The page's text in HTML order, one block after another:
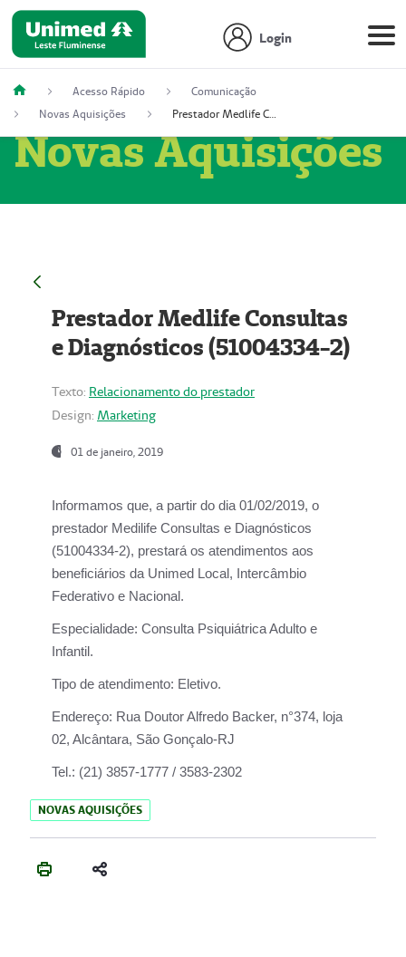
Login
Acesso Rápido
Comunicação
Novas Aquisições
Prestador Medlife Consultas e Diagnósticos (51004334-2)
Novas Aquisições
Prestador Medlife Consultas
e Diagnósticos (51004334-2)
Texto: Relacionamento do prestador
Design: Marketing
01 de janeiro, 2019
Informamos que, a partir do dia 01/02/2019, o
prestador Medilife Consultas e Diagnósticos
(51004334-2), prestará os atendimentos aos
beneficiários da Unimed Local, Intercâmbio
Federativo e Nacional.
Especialidade: Consulta Psiquiátrica Adulto e
Infantil.
Tipo de atendimento: Eletivo.
Endereço: Rua Doutor Alfredo Backer, n°374, loja
02, Alcântara, São Gonçalo-RJ
Tel.: (21) 3857-1777 / 3583-2302
NOVAS AQUISIÇÕES